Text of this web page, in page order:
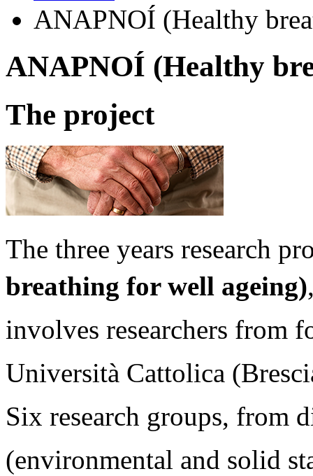
ANAPNOÍ (Healthy
ANAPNOÍ (Healthy
The project
The three years research
breathing for well ageing)
involves researchers from
Università Cattolica
Six research groups, from
(environmental and solid